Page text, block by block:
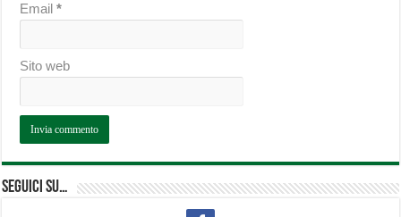
Email*
Sito web
Seguici su…